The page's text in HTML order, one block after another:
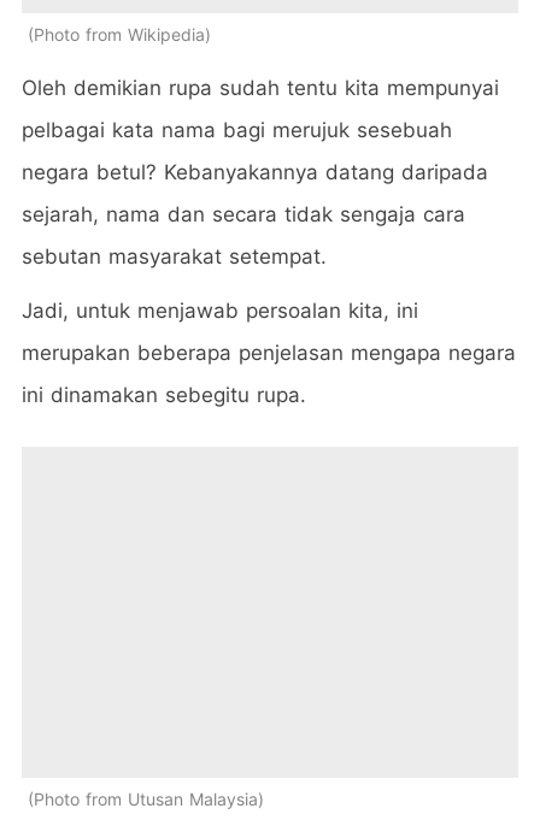
Photo from Wikipedia
Oleh demikian rupa sudah tentu kita mempunyai
pelbagai kata nama bagi merujuk sesebuah
negara betul? Kebanyakannya datang daripada
sejarah, nama dan secara tidak sengaja cara
sebutan masyarakat setempat.
Jadi, untuk menjawab persoalan kita, ini
merupakan beberapa penjelasan mengapa negara
ini dinamakan sebegitu rupa.
Photo from Utusan Malaysia